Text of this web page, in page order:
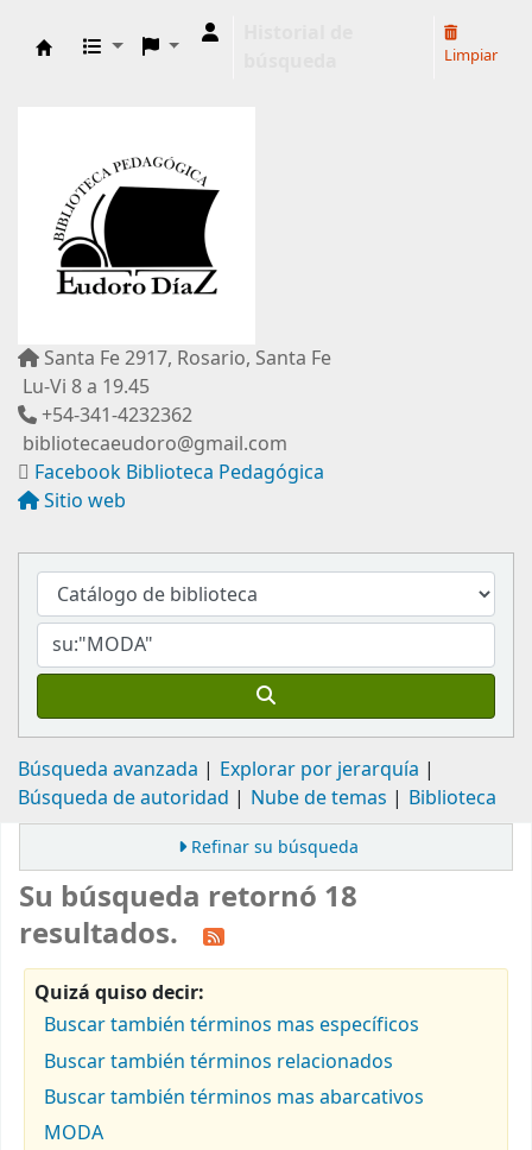
Limpiar
Santa Fe 2917, Rosario, Santa Fe
Lu-Vi 8 a 19.45
+54-341-4232362
bibliotecaeudoro@gmail.com
Facebook Biblioteca Pedagógica
Sitio web
Búsqueda avanzada
Explorar por jerarquía
Búsqueda de autoridad
Nube de temas Biblioteca
Refinar su búsqueda
Su búsqueda retornó 18
resultados.
Quizá quiso decir:
Buscar también términos mas específicos
Buscar también términos relacionados
Buscar también términos mas abarcativos
MODA